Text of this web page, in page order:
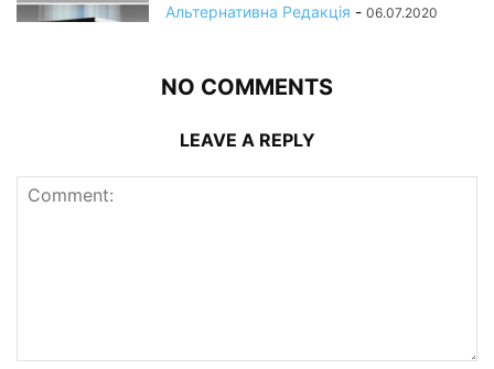
Альтернативна Редакція - 06.07.2020
NO COMMENTS
LEAVE A REPLY